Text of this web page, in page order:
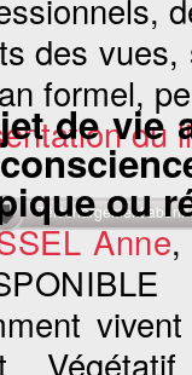
des
formel,
du
Téléchargement
de vie
ou
Anne